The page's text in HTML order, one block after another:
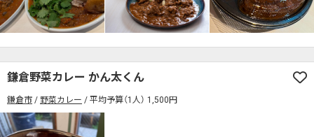
鎌倉野菜カレー かん太くん
鎌倉市 野菜カレー 平均予算（1人） 1,500円